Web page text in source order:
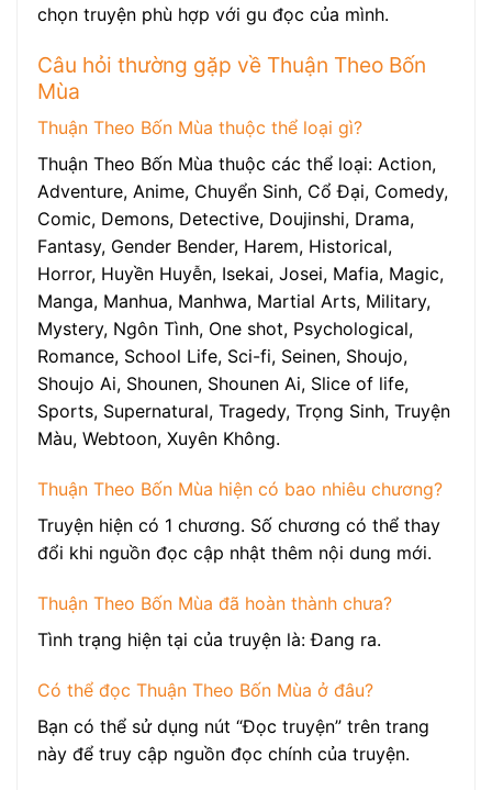
chọn truyện phù hợp với gu đọc của mình.
Câu hỏi thường gặp về Thuận Theo Bốn
Mùa
Thuận Theo Bốn Mùa thuộc thể loại gì?
Thuận Theo Bốn Mùa thuộc các thể loại: Action,
Adventure, Anime, Chuyển Sinh, Cổ Đại, Comedy,
Comic, Demons, Detective, Doujinshi, Drama,
Fantasy, Gender Bender, Harem, Historical,
Horror, Huyền Huyễn, Isekai, Josei, Mafia, Magic,
Manga, Manhua, Manhwa, Martial Arts, Military,
Mystery, Ngôn Tình, One shot, Psychological,
Romance, School Life, Sci-fi, Seinen, Shoujo,
Shoujo Ai, Shounen, Shounen Ai, Slice of life,
Sports, Supernatural, Tragedy, Trọng Sinh, Truyện
Màu, Webtoon, Xuyên Không.
Thuận Theo Bốn Mùa hiện có bao nhiêu chương?
Truyện hiện có 1 chương. Số chương có thể thay
đổi khi nguồn đọc cập nhật thêm nội dung mới.
Thuận Theo Bốn Mùa đã hoàn thành chưa?
Tình trạng hiện tại của truyện là: Đang ra.
Có thể đọc Thuận Theo Bốn Mùa ở đâu?
Bạn có thể sử dụng nút “Đọc truyện” trên trang
này để truy cập nguồn đọc chính của truyện.